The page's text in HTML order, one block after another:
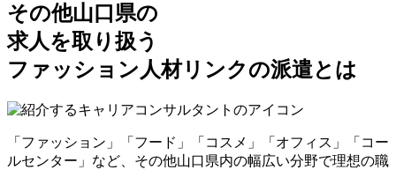
その他山口県の
求人を取り扱う
ファッション人材リンクの派遣とは
「ファッション」「フード」「コスメ」「オフィス」「コー
ルセンター」など、その他山口県内の幅広い分野で理想の職